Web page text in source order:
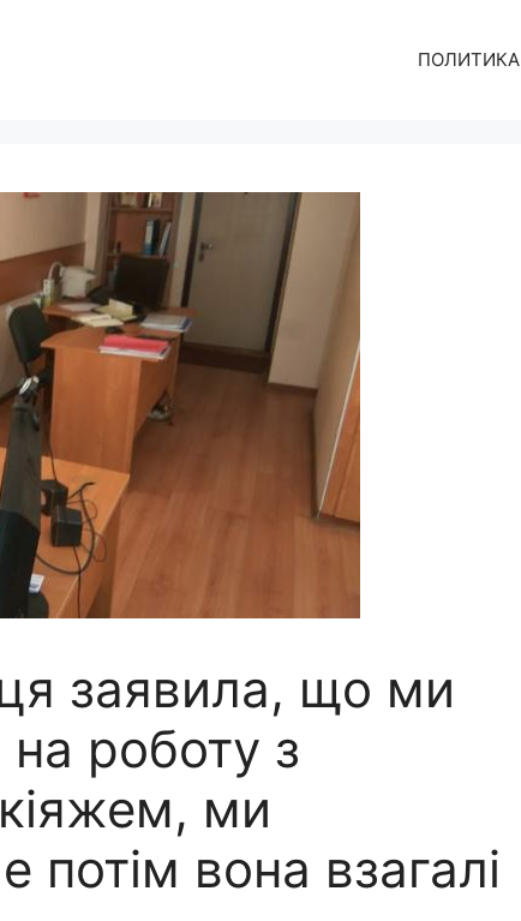
ПОЛИТИКА
заявила, що ми
на роботу з
ми
потім вона взагалі